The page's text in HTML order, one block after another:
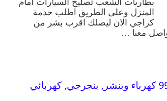
المنزل وعلى الطريق اطلب خدمة
كراجي الان ليصلك اقرب بشر من
بنشر متنقل | كراج الدسمة 99007355 كهرباء وبنشر, بنجرجي, كهربائي